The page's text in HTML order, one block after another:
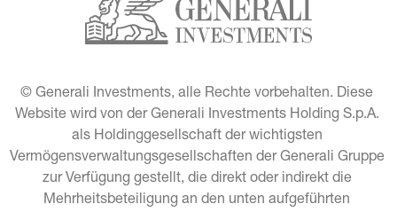
© Generali Investments, alle Rechte vorbehalten. Diese
Website wird von der Generali Investments Holding S.p.A.
als Holdinggesellschaft der wichtigsten
Vermögensverwaltungsgesellschaften der Generali Gruppe
zur Verfügung gestellt, die direkt oder indirekt die
Mehrheitsbeteiligung an den unten aufgeführten